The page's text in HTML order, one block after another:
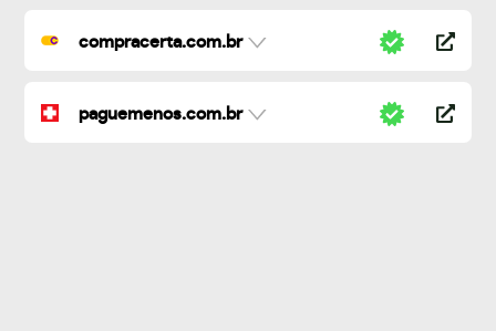
compracerta.com.br
paguemenos.com.br